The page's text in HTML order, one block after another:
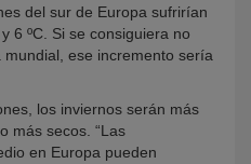
del sur de Europa sufrirían
6 ºC. Si se consiguiera no
ese incremento sería
los inviernos serán más
más secos. “Las
en Europa pueden